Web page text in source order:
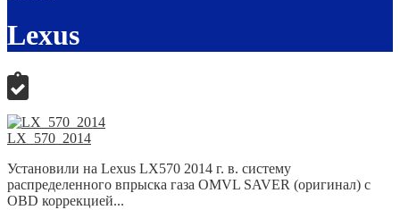
Lexus
LX_570_2014
Установили на Lexus LX570 2014 г. в. систему
распределенного впрыска газа OMVL SAVER (оригинал) с
OBD коррекцией...